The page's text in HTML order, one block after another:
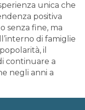
unica che
positiva
senza fine, ma
di famiglie
il
continuare a
negli anni a